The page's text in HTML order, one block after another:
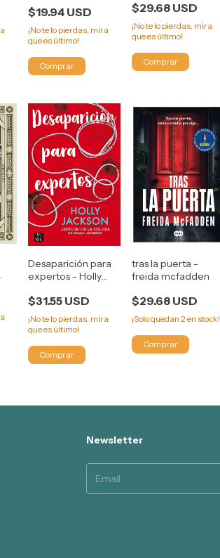
STEPHANIE
$19.94 USD
¡No te lo pierdas, mira
que es último!
$29.68 USD
¡No te lo pierdas, mira
que es último!
Desaparición para
expertos - Holly
$31.55 USD
¡No te lo pierdas, mira
que es último!
tras la puerta -
freida mcfadden
$29.68 USD
¡Solo quedan2en stock!
Newsletter